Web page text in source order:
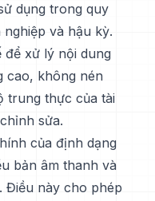
dụng trong quy
và hậu kỳ.
để xử lý nội dung
cao, không nén
trung thực của tài
sửa.
của định dạng
bản âm thanh và
Điều này cho phép